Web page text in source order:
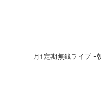
月1定期無銭ライブ